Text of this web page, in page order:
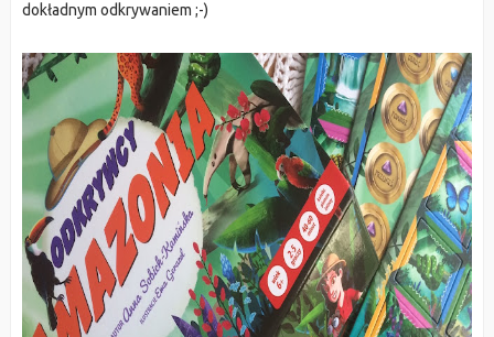
dokładnym odkrywaniem ;-)